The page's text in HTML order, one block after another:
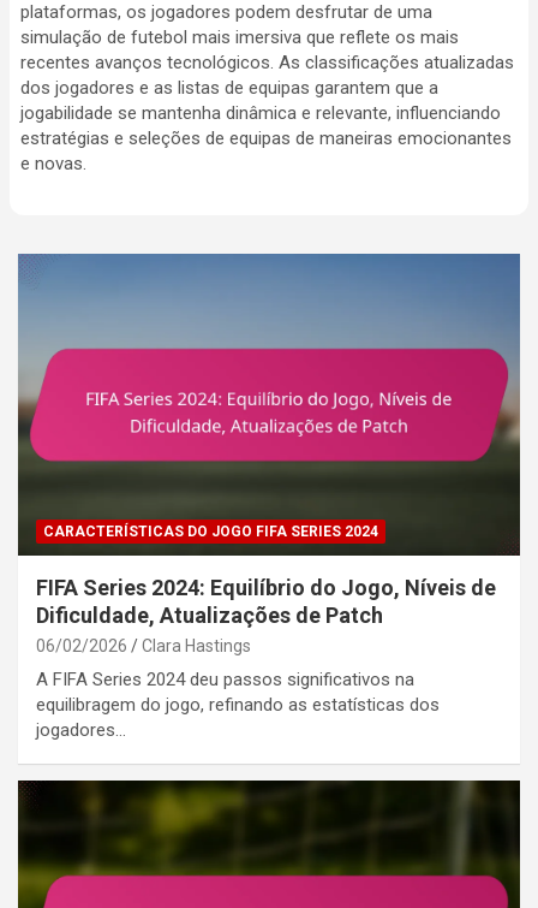
plataformas, os jogadores podem desfrutar de uma
simulação de futebol mais imersiva que reflete os mais
recentes avanços tecnológicos. As classificações atualizadas
dos jogadores e as listas de equipas garantem que a
jogabilidade se mantenha dinâmica e relevante, influenciando
estratégias e seleções de equipas de maneiras emocionantes
e novas.
CARACTERÍSTICAS DO JOGO FIFA SERIES 2024
FIFA Series 2024: Equilíbrio do Jogo, Níveis de
Dificuldade, Atualizações de Patch
06/02/2026 Clara Hastings
A FIFA Series 2024 deu passos significativos na
equilibragem do jogo, refinando as estatísticas dos
jogadores…